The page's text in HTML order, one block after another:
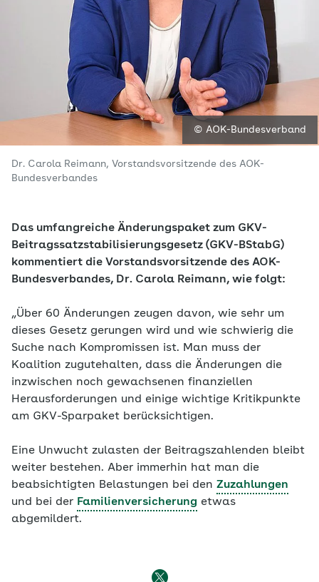
© AOK-Bundesverband
Dr. Carola Reimann, Vorstandsvorsitzende des AOK-
Bundesverbandes
Das umfangreiche Änderungspaket zum GKV-
Beitragssatzstabilisierungsgesetz (GKV-BStabG)
kommentiert die Vorstandsvorsitzende des AOK-
Bundesverbandes, Dr. Carola Reimann, wie folgt:
„Über 60 Änderungen zeugen davon, wie sehr um
dieses Gesetz gerungen wird und wie schwierig die
Suche nach Kompromissen ist. Man muss der
Koalition zugutehalten, dass die Änderungen die
inzwischen noch gewachsenen finanziellen
Herausforderungen und einige wichtige Kritikpunkte
am GKV-Sparpaket berücksichtigen.
Eine Unwucht zulasten der Beitragszahlenden bleibt
weiter bestehen. Aber immerhin hat man die
beabsichtigten Belastungen bei den Zuzahlungen
und bei der Familienversicherung etwas
abgemildert.